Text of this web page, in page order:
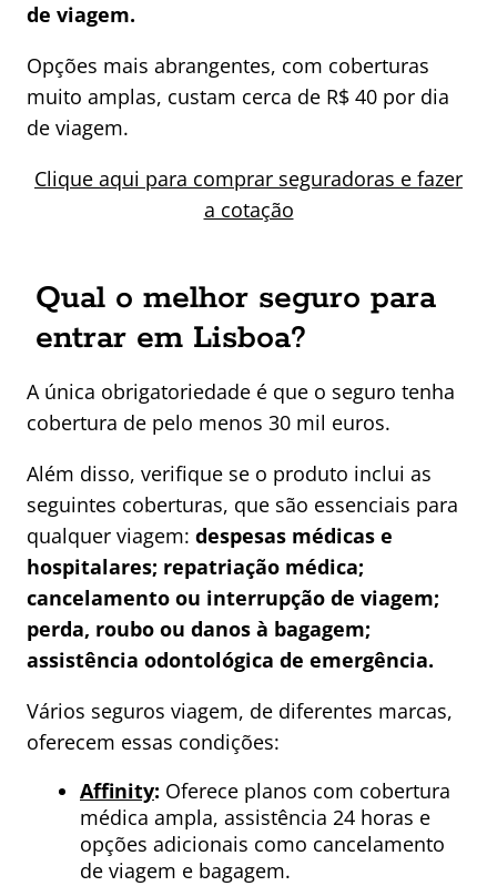
de viagem.
Opções mais abrangentes, com coberturas
muito amplas, custam cerca de R$ 40 por dia
de viagem.
Clique aqui para comprar seguradoras e fazer
a cotação
Qual o melhor seguro para
entrar em Lisboa?
A única obrigatoriedade é que o seguro tenha
cobertura de pelo menos 30 mil euros.
Além disso, verifique se o produto inclui as
seguintes coberturas, que são essenciais para
qualquer viagem: despesas médicas e
hospitalares; repatriação médica;
cancelamento ou interrupção de viagem;
perda, roubo ou danos à bagagem;
assistência odontológica de emergência.
Vários seguros viagem, de diferentes marcas,
oferecem essas condições:
Affinity: Oferece planos com cobertura
médica ampla, assistência 24 horas e
opções adicionais como cancelamento
de viagem e bagagem.